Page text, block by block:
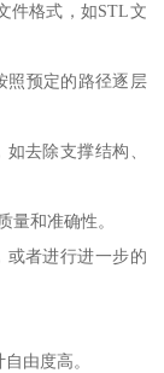
件格式，如STL文
照预定的路径逐层
去除支撑结构、
量和准确性。
或者进行进一步的
由度高。